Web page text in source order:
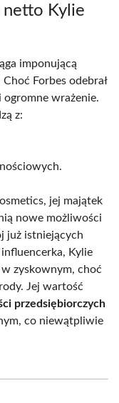
netto Kylie
imponującą
Choć Forbes odebrał
wrażenie.
z:
jej majątek
nowe możliwości
już istniejących
Kylie
w zyskownym, choć
Jej wartość
przedsiębiorczych
co niewątpliwie